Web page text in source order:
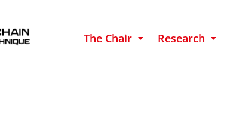
The Chair Research